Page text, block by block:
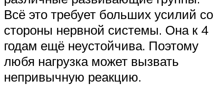
Всё это требует больших усилий со
стороны нервной системы. Она к 4
годам ещё неустойчива. Поэтому
любя нагрузка может вызвать
непривычную реакцию.